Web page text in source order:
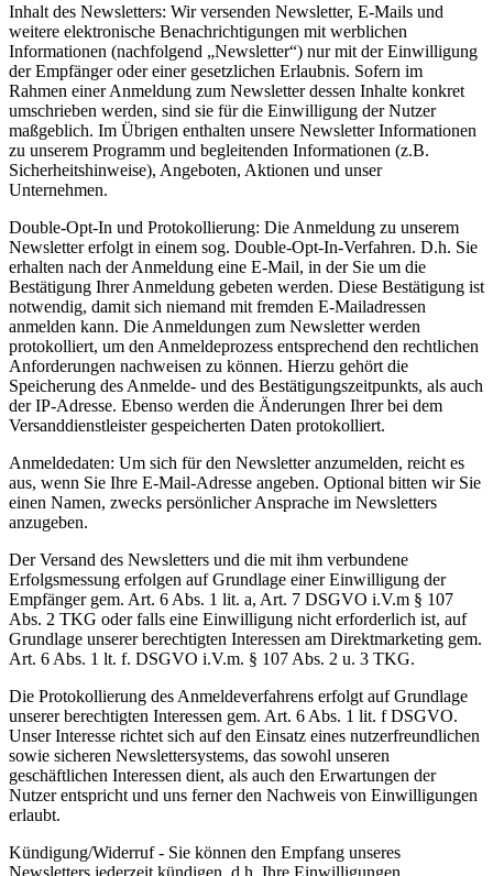
Inhalt des Newsletters: Wir versenden Newsletter, E-Mails und
weitere elektronische Benachrichtigungen mit werblichen
Informationen (nachfolgend „Newsletter“) nur mit der Einwilligung
der Empfänger oder einer gesetzlichen Erlaubnis. Sofern im
Rahmen einer Anmeldung zum Newsletter dessen Inhalte konkret
umschrieben werden, sind sie für die Einwilligung der Nutzer
maßgeblich. Im Übrigen enthalten unsere Newsletter Informationen
zu unserem Programm und begleitenden Informationen (z.B.
Sicherheitshinweise), Angeboten, Aktionen und unser
Unternehmen.
Double-Opt-In und Protokollierung: Die Anmeldung zu unserem
Newsletter erfolgt in einem sog. Double-Opt-In-Verfahren. D.h. Sie
erhalten nach der Anmeldung eine E-Mail, in der Sie um die
Bestätigung Ihrer Anmeldung gebeten werden. Diese Bestätigung ist
notwendig, damit sich niemand mit fremden E-Mailadressen
anmelden kann. Die Anmeldungen zum Newsletter werden
protokolliert, um den Anmeldeprozess entsprechend den rechtlichen
Anforderungen nachweisen zu können. Hierzu gehört die
Speicherung des Anmelde- und des Bestätigungszeitpunkts, als auch
der IP-Adresse. Ebenso werden die Änderungen Ihrer bei dem
Versanddienstleister gespeicherten Daten protokolliert.
Anmeldedaten: Um sich für den Newsletter anzumelden, reicht es
aus, wenn Sie Ihre E-Mail-Adresse angeben. Optional bitten wir Sie
einen Namen, zwecks persönlicher Ansprache im Newsletters
anzugeben.
Der Versand des Newsletters und die mit ihm verbundene
Erfolgsmessung erfolgen auf Grundlage einer Einwilligung der
Empfänger gem. Art. 6 Abs. 1 lit. a, Art. 7 DSGVO i.V.m § 107
Abs. 2 TKG oder falls eine Einwilligung nicht erforderlich ist, auf
Grundlage unserer berechtigten Interessen am Direktmarketing gem.
Art. 6 Abs. 1 lt. f. DSGVO i.V.m. § 107 Abs. 2 u. 3 TKG.
Die Protokollierung des Anmeldeverfahrens erfolgt auf Grundlage
unserer berechtigten Interessen gem. Art. 6 Abs. 1 lit. f DSGVO.
Unser Interesse richtet sich auf den Einsatz eines nutzerfreundlichen
sowie sicheren Newslettersystems, das sowohl unseren
geschäftlichen Interessen dient, als auch den Erwartungen der
Nutzer entspricht und uns ferner den Nachweis von Einwilligungen
erlaubt.
Kündigung/Widerruf - Sie können den Empfang unseres
Newsletters jederzeit kündigen, d.h. Ihre Einwilligungen